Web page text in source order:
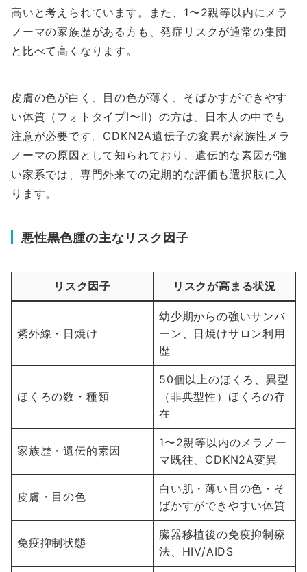
高いと考えられています。また、1〜2親等以内にメラ
ノーマの家族歴がある方も、発症リスクが通常の集団
と比べて高くなります。
皮膚の色が白く、目の色が薄く、そばかすができやす
い体質（フォトタイプI〜II）の方は、日本人の中でも
注意が必要です。CDKN2A遺伝子の変異が家族性メラ
ノーマの原因として知られており、遺伝的な素因が強
い家系では、専門外来での定期的な評価も選択肢に入
ります。
悪性黒色腫の主なリスク因子
リスク因子 リスクが高まる状況
紫外線・日焼け
幼少期からの強いサンバ
ーン、日焼けサロン利用
歴
ほくろの数・種類
50個以上のほくろ、異型
（非典型性）ほくろの存
在
家族歴・遺伝的素因
1〜2親等以内のメラノー
マ既往、CDKN2A変異
皮膚・目の色
白い肌・薄い目の色・そ
ばかすができやすい体質
免疫抑制状態
臓器移植後の免疫抑制療
法、HIV/AIDS